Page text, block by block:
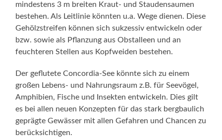
mindestens 3 m breiten Kraut- und Staudensaumen
bestehen. Als Leitlinie könnten u.a. Wege dienen. Diese
Gehölzstreifen können sich sukzessiv entwickeln oder
bzw. sowie als Pflanzung aus Obstalleen und an
feuchteren Stellen aus Kopfweiden bestehen.
Der geflutete Concordia-See könnte sich zu einem
großen Lebens- und Nahrungsraum z.B. für Seevögel,
Amphibien, Fische und Insekten entwickeln. Dies gilt
es bei allen neuen Konzepten für das stark bergbaulich
geprägte Gewässer mit allen Gefahren und Chancen zu
berücksichtigen.